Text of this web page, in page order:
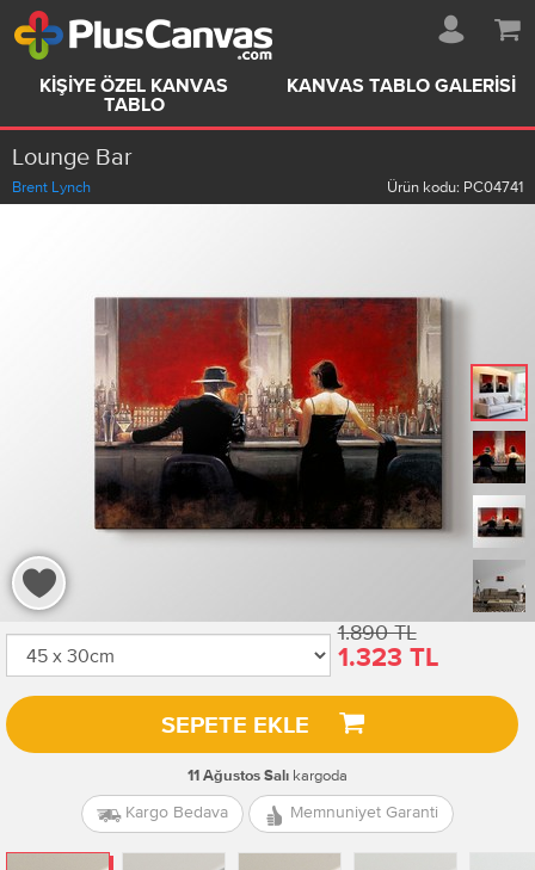
KIŞIYE ÖZEL KANVAS
TABLO
KANVAS TABLO GALERISI
Lounge Bar
Brent Lynch Ürün kodu: PC04741
1.890 TL
1.323 TL
SEPETE EKLE
11 Ağustos Salı kargoda
Kargo Bedava Memnuniyet Garanti